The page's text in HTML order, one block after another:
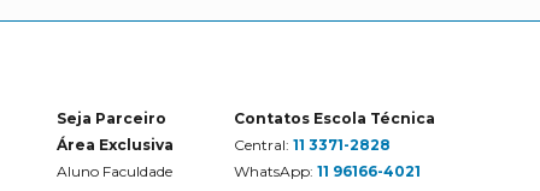
Seja Parceiro
Área Exclusiva
Aluno Faculdade
Contatos Escola Técnica
Central:11 3371-2828
WhatsApp:11 96166-4021